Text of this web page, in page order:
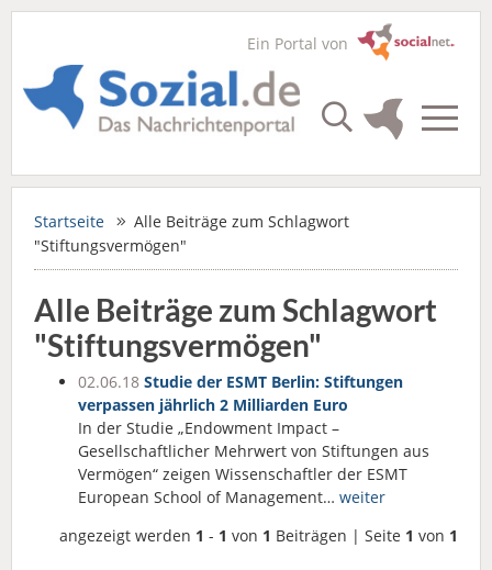
Ein Portal von
Startseite
Alle Beiträge zum Schlagwort
"Stiftungsvermögen"
Alle Beiträge zum Schlagwort
"Stiftungsvermögen"
02.06.18 Studie der ESMT Berlin: Stiftungen
verpassen jährlich 2 Milliarden Euro
In der Studie „Endowment Impact –
Gesellschaftlicher Mehrwert von Stiftungen aus
Vermögen“ zeigen Wissenschaftler der ESMT
European School of Management… weiter
angezeigt werden 1 - 1 von 1 Beiträgen | Seite 1 von 1